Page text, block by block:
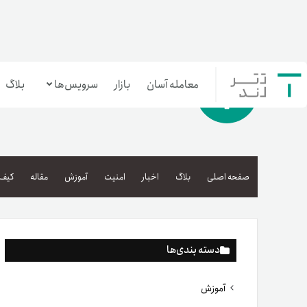
معامله آسان بازار سرویس‌ها
بازار تترلند
سرمایه‌گذاری آسان
بلاگ
صفحه اصلی بلاگ اخبار امنیت آموزش مقاله
دسته بندی‌ها
آموزش